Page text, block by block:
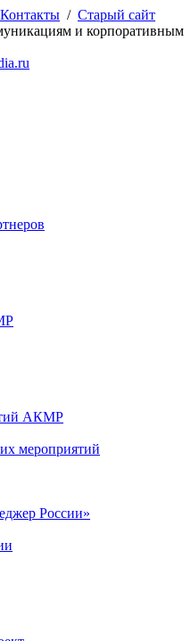
Контакты / Старый сайт
и корпоративным
АКМР
мероприятий
России»